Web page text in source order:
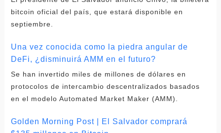
bitcoin oficial del país, que estará disponible en
septiembre.
Una vez conocida como la piedra angular de
DeFi, ¿disminuirá AMM en el futuro?
Se han invertido miles de millones de dólares en
protocolos de intercambio descentralizados basados ​​
en el modelo Automated Market Maker (AMM).
Golden Morning Post | El Salvador comprará